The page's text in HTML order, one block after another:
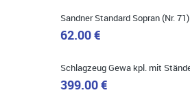
Quelle: Google-Rezension
Sandner Standard Sopran (Nr. 71)
62.00 €
399.00 €